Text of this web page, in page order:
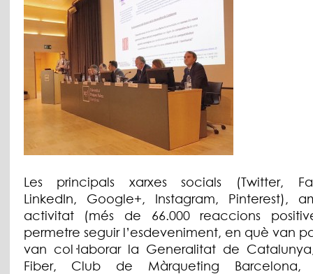
Les principals xarxes socials (Twitter,
LinkedIn, Google+, Instagram, Pinterest),
activitat (més de 66.000 reaccions
permetre seguir l’esdeveniment, en què van
van col·laborar la Generalitat de
Fiber, Club de Màrqueting Barcelona,